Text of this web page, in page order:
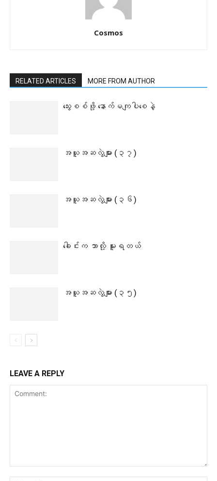
Cosmos
RELATED ARTICLES MORE FROM AUTHOR
သွေးစစ်ဖို့ နောက်မကျပါစေနဲ့
အယူအဆလွဲများ (၃၇)
အယူအဆလွဲများ (၃၆)
ခေါင်းက ဘာလို့ မူးရတယ်
အယူအဆလွဲများ (၃၅)
LEAVE A REPLY